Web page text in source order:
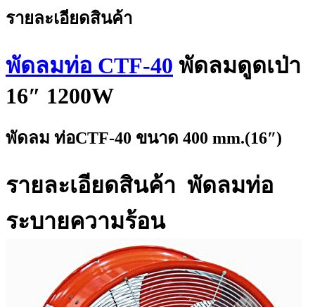
รายละเอียดสินค้า
พัดลมท่อ CTF-40 พัดลมดูดเป่า
16″ 1200W
พัดลม ท่อCTF-40 ขนาด 400 mm.(16″)
รายละเอียดสินค้า พัดลมท่อ
ระบายความร้อน